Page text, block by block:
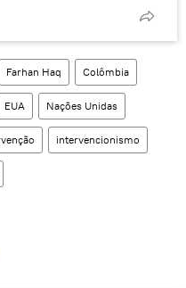
Farhan Haq Colômbia
EUA Nações Unidas
intervencionismo